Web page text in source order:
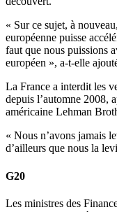
« Sur ce sujet, à
européenne puisse
faut que nous puissions
européen », a-t-elle
La France a interdit les
depuis l’automne 2008,
américaine Lehman
« Nous n’avons jamais
d’ailleurs que nous la
G20
Les ministres des